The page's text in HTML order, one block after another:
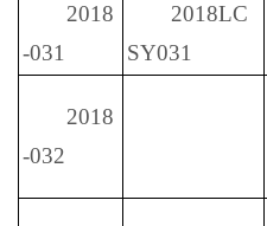
2018
-031
2018LC
SY031
2018
-032